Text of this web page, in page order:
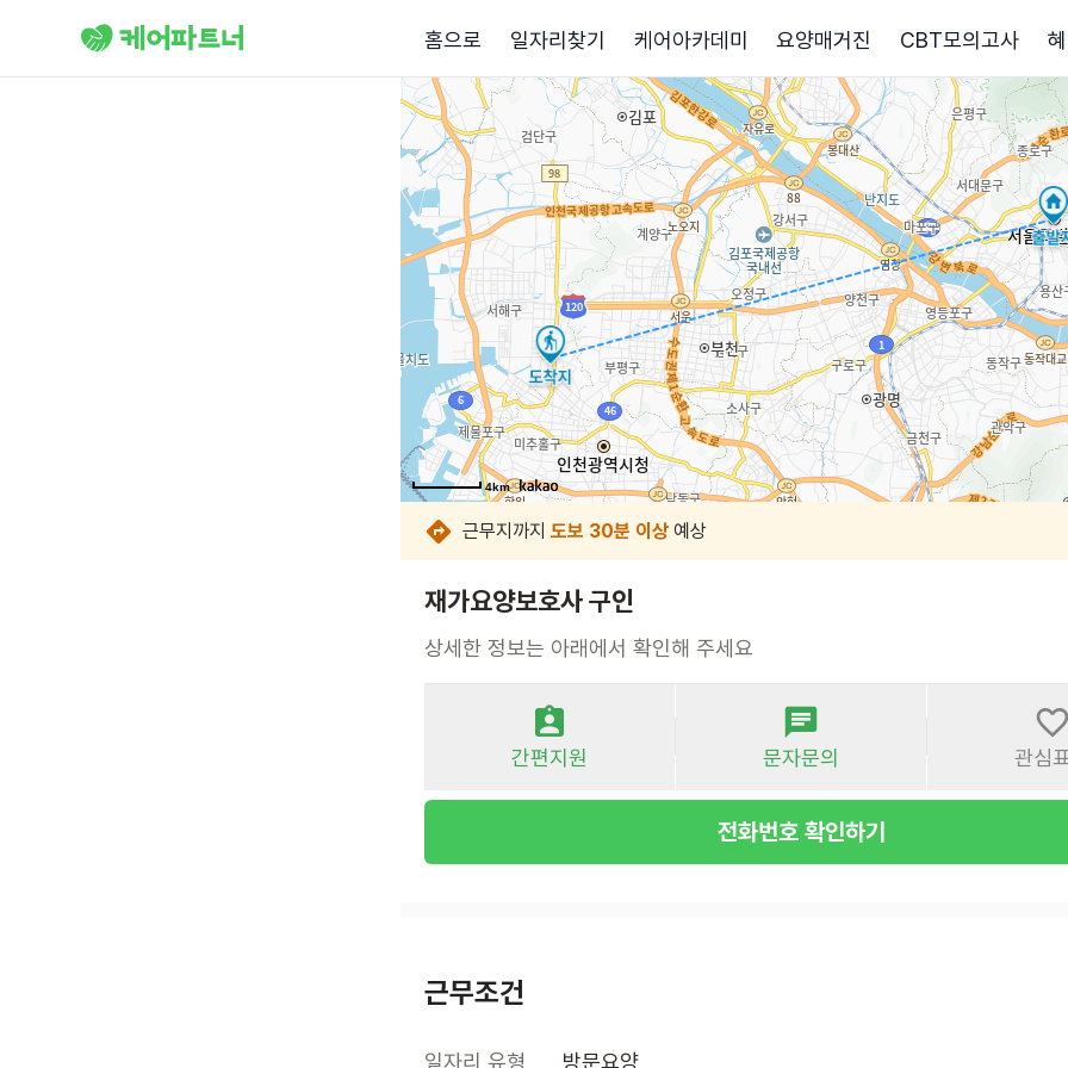
홈으로 일자리찾기 케어아카데미 요양매거진 CBT모의고사
4km
4km
4km
4km
4km
4km
4km
4km
근무지까지 도보 30분 이상 예상
재가요양보호사 구인
상세한 정보는 아래에서 확인해 주세요
간편지원 문자문의 관심
전화번호 확인하기
근무조건
일자리 유형 방문요양